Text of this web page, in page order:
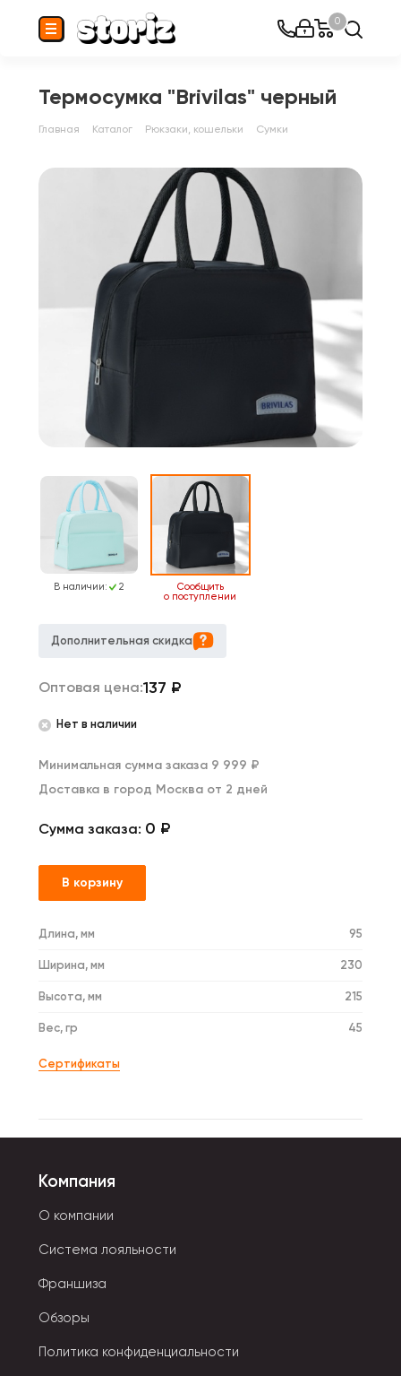
0
Термосумка "Brivilas" черный
Главная Каталог Рюкзаки, кошельки Сумки
В наличии: 2
Сообщить
о поступлении
Дополнительная скидка
Оптовая цена:137 ₽
Нет в наличии
Минимальная сумма заказа 9 999 ₽
Доставка в город Москва от 2 дней
Сумма заказа: 0 ₽
В корзину
Длина, мм 95
Ширина, мм 230
Высота, мм 215
Вес, гр 45
Сертификаты
Компания
О компании
Система лояльности
Франшиза
Обзоры
Политика конфиденциальности